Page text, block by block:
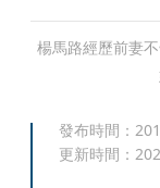
楊馬路經歷前妻
發布時間：
更新時間：